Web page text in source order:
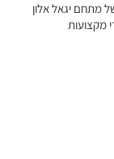
של מתחם יגאל אלון
מקצועות